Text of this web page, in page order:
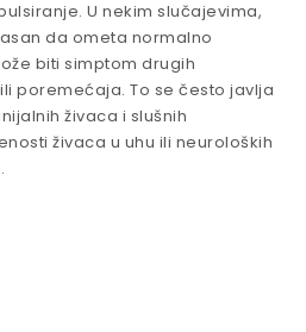
U nekim slučajevima,
da ometa normalno
biti simptom drugih
poremećaja. To se često javlja
živaca i slušnih
živaca u uhu ili neuroloških